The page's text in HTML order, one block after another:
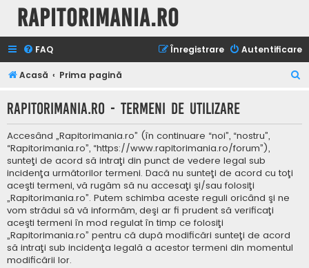
Rapitorimania.ro
FAQ Autentificare
Înregistrare
Acasă Prima pagină
t
Rapitorimania.ro - Termeni de utilizare
Accesând „Rapitorimania.ro” (în continuare “noi”, “nostru”,
“Rapitorimania.ro”, “https://www.rapitorimania.ro/forum”),
sunteţi de acord să intraţi din punct de vedere legal sub
incidenţa următorilor termeni. Dacă nu sunteţi de acord cu toţi
aceşti termeni, vă rugăm să nu accesaţi şi/sau folosiţi
„Rapitorimania.ro”. Putem schimba aceste reguli oricând şi ne
vom strădui să vă informăm, deşi ar fi prudent să verificaţi
aceşti termeni în mod regulat în timp ce folosiţi
„Rapitorimania.ro” pentru că după modificări sunteţi de acord
să intraţi sub incidenţa legală a acestor termeni din momentul
modificării lor.